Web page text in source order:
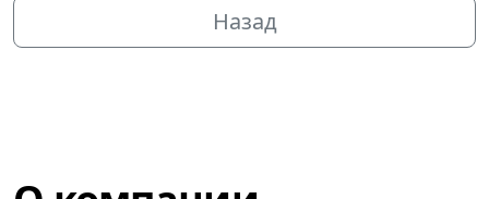
Назад